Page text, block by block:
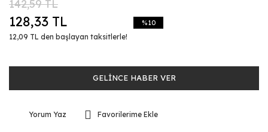
142,59 TL
128,33 TL
12,09 TL den başlayan taksitlerle!
%10
GELİNCE HABER VER
Yorum Yaz